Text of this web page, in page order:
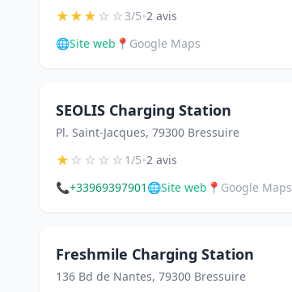
★★★☆☆3/5•2 avis
🌐Site web 📍 Google Maps
SEOLIS Charging Station
Pl. Saint-Jacques, 79300 Bressuire
★☆☆☆☆1/5•2 avis
📞+33969397901 🌐Site web 📍 Google Maps
Freshmile Charging Station
136 Bd de Nantes, 79300 Bressuire